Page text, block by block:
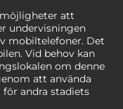
möjligheter att
undervisningen
mobiltelefoner. Det
Vid behov kan
om denne
att använda
andra stadiets